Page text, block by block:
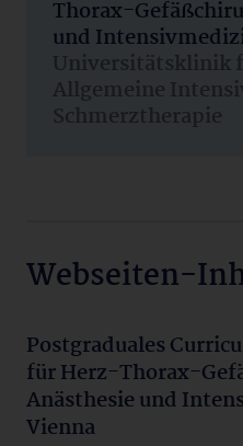
Thorax-
und
Universitätsklinik
Allgemeine
Schmerztherapie
Webseiten-
Postgraduales
für Herz-Thorax-
Anästhesie und
Vienna